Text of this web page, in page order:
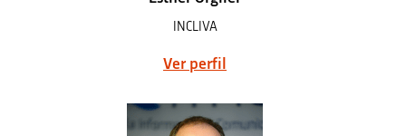
INCLIVA
Ver perfil